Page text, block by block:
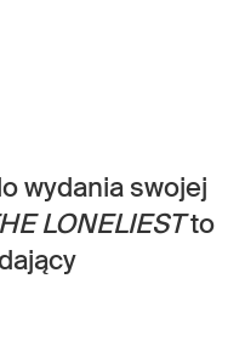
wydania swojej
LONELIESTto